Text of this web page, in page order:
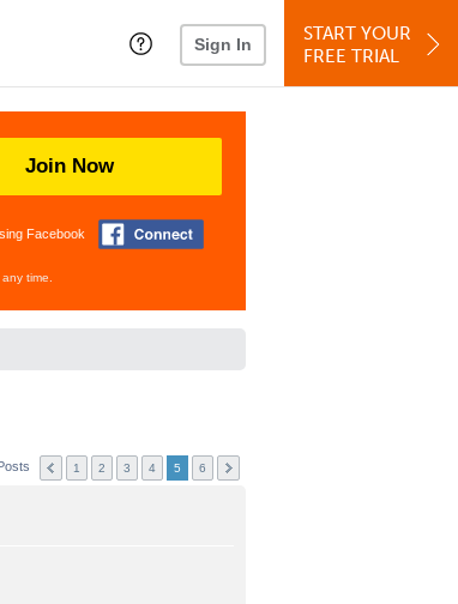
Sign In
START YOUR
FREE TRIAL
Join Now
Facebook
time.
1 2 3 4 5 6